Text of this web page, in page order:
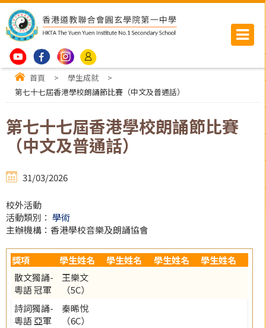
首頁 > 學生成就
>
第七十七屆香港學校朗誦節比賽（中文及普通話）
第七十七屆香港學校朗誦節比賽
（中文及普通話）
31/03/2026
校外活動
活動類別： 學術
主辦機構：香港學校音樂及朗誦協會
獎項 學生姓名 學生姓名 學生姓名
學生姓名
散文獨誦-
粵語 冠軍
王樂文
（5C）
詩詞獨誦-
粵語 亞軍
秦晞悅
（6C）